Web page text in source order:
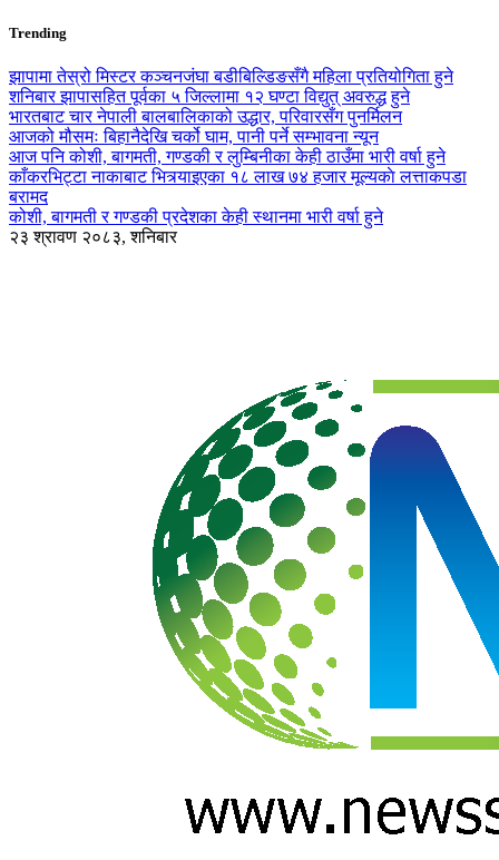
Trending
झापामा तेस्रो मिस्टर कञ्चनजंघा बडीबिल्डिङसँगै महिला प्रतियोगिता हुने
शनिबार झापासहित पूर्वका ५ जिल्लामा १२ घण्टा विद्युत् अवरुद्ध हुने
भारतबाट चार नेपाली बालबालिकाको उद्धार, परिवारसँग पुनर्मिलन
आजको मौसमः बिहानैदेखि चर्को घाम, पानी पर्ने सम्भावना न्यून
आज पनि कोशी, बागमती, गण्डकी र लुम्बिनीका केही ठाउँमा भारी वर्षा हुने
काँकरभिट्टा नाकाबाट भित्र्याइएका १८ लाख ७४ हजार मूल्यकाे लत्ताकपडा
बरामद
कोशी, बागमती र गण्डकी प्रदेशका केही स्थानमा भारी वर्षा हुने
२३ श्रावण २०८३, शनिबार